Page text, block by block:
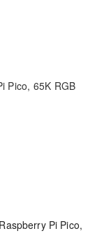
Pico, 65K RGB
Pi Pico,